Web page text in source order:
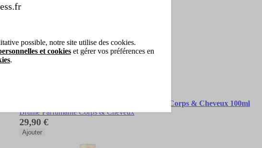
Hair & Skin Sensual Era Brume Parfumante Corps & Cheveux 100ml
Brume Parfumante Corps & Cheveux
29,90 €
Ajouter
possible, notre site utilise des cookies.
et cookieset gérer vos préférences en
.